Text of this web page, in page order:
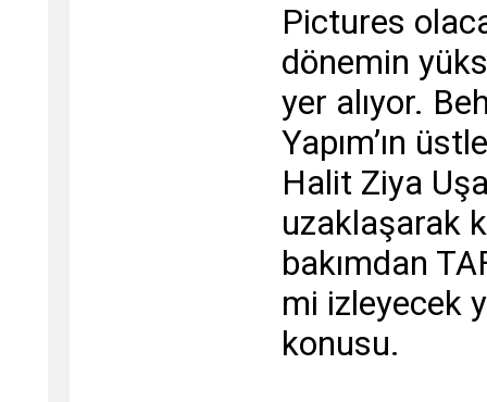
Pictures
dönemin
yer alıyor.
Yapım’ın
Halit Ziya
uzaklaşarak
bakımdan
mi izleyecek
konusu.